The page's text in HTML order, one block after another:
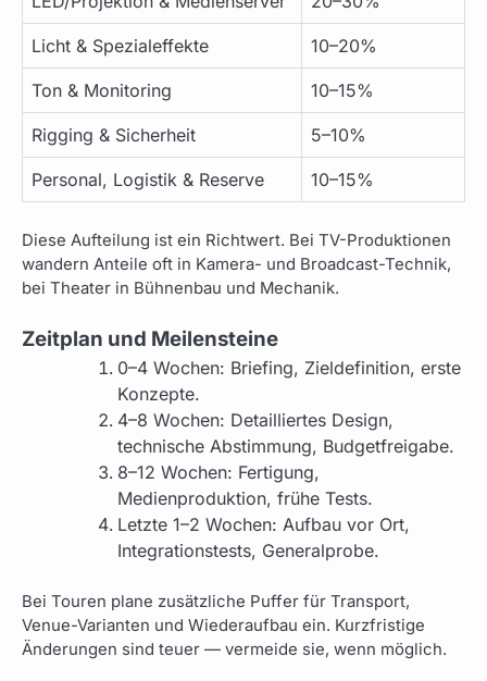
Licht & Spezialeffekte 10–20%
Ton & Monitoring 10–15%
Rigging & Sicherheit 5–10%
Personal, Logistik & Reserve 10–15%
Diese Aufteilung ist ein Richtwert. Bei TV-Produktionen
wandern Anteile oft in Kamera- und Broadcast-Technik,
bei Theater in Bühnenbau und Mechanik.
Zeitplan und Meilensteine
0–4 Wochen: Briefing, Zieldefinition, erste
Konzepte.
4–8 Wochen: Detailliertes Design,
technische Abstimmung, Budgetfreigabe.
8–12 Wochen: Fertigung,
Medienproduktion, frühe Tests.
Letzte 1–2 Wochen: Aufbau vor Ort,
Integrationstests, Generalprobe.
Bei Touren plane zusätzliche Puffer für Transport,
Venue-Varianten und Wiederaufbau ein. Kurzfristige
Änderungen sind teuer — vermeide sie, wenn möglich.